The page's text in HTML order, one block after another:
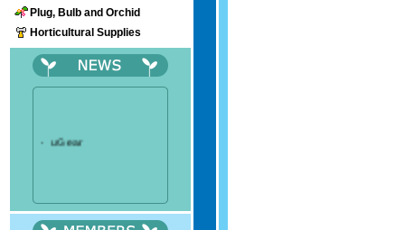
Plug, Bulb and Orchid
Horticultural Supplies
‧ uGear